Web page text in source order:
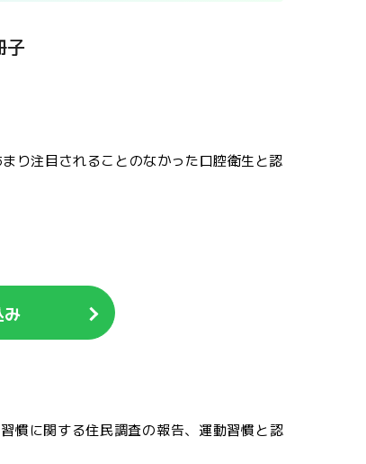
子
り注目されることのなかった口腔衛生と認
み
慣に関する住民調査の報告、運動習慣と認